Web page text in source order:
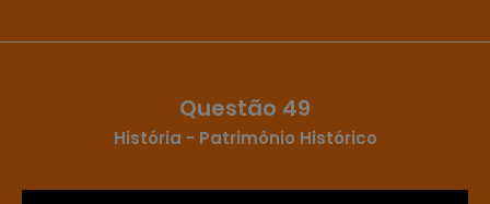
Questão 49
História - Patrimônio Histórico